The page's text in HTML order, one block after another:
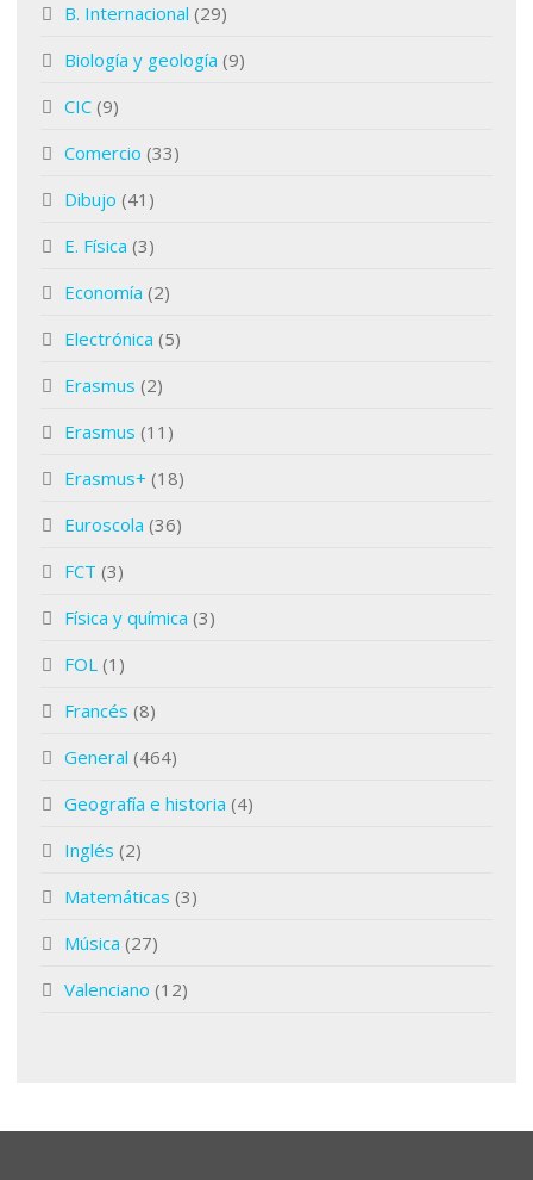
B. Internacional (29)
Biología y geología (9)
CIC (9)
Comercio (33)
Dibujo (41)
E. Física (3)
Economía (2)
Electrónica (5)
Erasmus (2)
Erasmus (11)
Erasmus+ (18)
Euroscola (36)
FCT (3)
Física y química (3)
FOL (1)
Francés (8)
General (464)
Geografía e historia (4)
Inglés (2)
Matemáticas (3)
Música (27)
Valenciano (12)